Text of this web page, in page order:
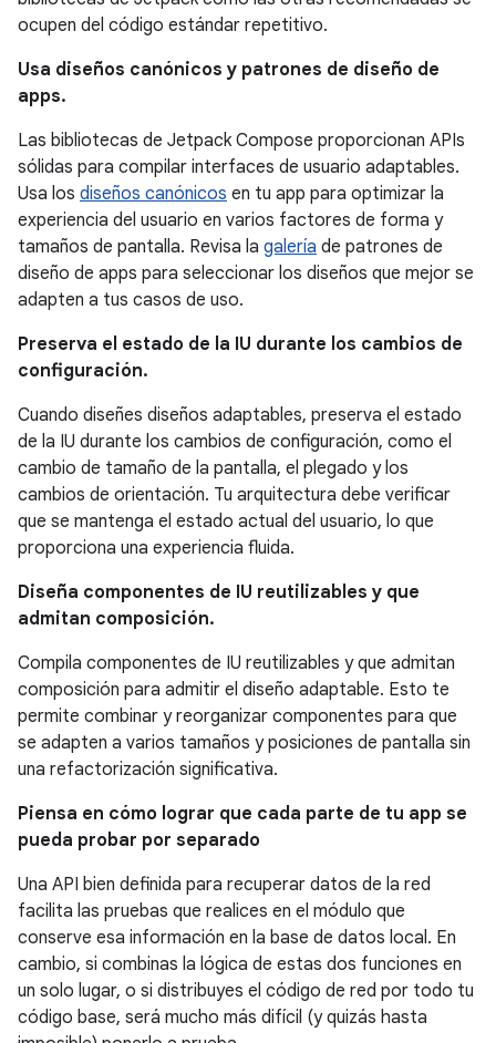
ocupen del código estándar repetitivo.
Usa diseños canónicos y patrones de diseño de
apps.
Las bibliotecas de Jetpack Compose proporcionan APIs
sólidas para compilar interfaces de usuario adaptables.
Usa los diseños canónicos en tu app para optimizar la
experiencia del usuario en varios factores de forma y
tamaños de pantalla. Revisa la galería de patrones de
diseño de apps para seleccionar los diseños que mejor se
adapten a tus casos de uso.
Preserva el estado de la IU durante los cambios de
configuración.
Cuando diseñes diseños adaptables, preserva el estado
de la IU durante los cambios de configuración, como el
cambio de tamaño de la pantalla, el plegado y los
cambios de orientación. Tu arquitectura debe verificar
que se mantenga el estado actual del usuario, lo que
proporciona una experiencia fluida.
Diseña componentes de IU reutilizables y que
admitan composición.
Compila componentes de IU reutilizables y que admitan
composición para admitir el diseño adaptable. Esto te
permite combinar y reorganizar componentes para que
se adapten a varios tamaños y posiciones de pantalla sin
una refactorización significativa.
Piensa en cómo lograr que cada parte de tu app se
pueda probar por separado
Una API bien definida para recuperar datos de la red
facilita las pruebas que realices en el módulo que
conserve esa información en la base de datos local. En
cambio, si combinas la lógica de estas dos funciones en
un solo lugar, o si distribuyes el código de red por todo tu
código base, será mucho más difícil (y quizás hasta